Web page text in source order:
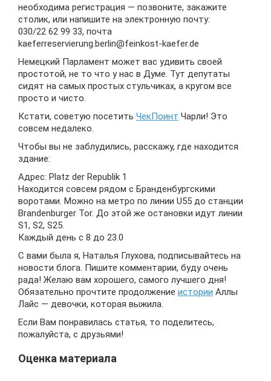
необходима регистрация — позвоните, закажите
столик, или напишите на электронную почту:
030/22 62 99 33, почта
kaeferreservierung.berlin@feinkost-kaefer.de
Немецкий Парламент может вас удивить своей
простотой, не то что у нас в Думе. Тут депутаты
сидят на самых простых стульчиках, а кругом все
просто и чисто.
Кстати, советую посетить ЧекПоинт Чарли! Это
совсем недалеко.
Чтобы вы не заблудились, расскажу, где находится
здание:
Адрес: Platz der Republik 1
Находится совсем рядом с Бранденбургскими
воротами. Можно на метро по линии U55 до станции
Brandenburger Tor. До этой же остановки идут линии
S1, S2, S25.
Каждый день с 8 до 23.0
С вами была я, Наталья Глухова, подписывайтесь на
новости блога. Пишите комментарии, буду очень
рада! Желаю вам хорошего, самого лучшего дня!
Обязательно прочтите продолжение истории Аллы
Лайс — девочки, которая выжила.
Если Вам понравилась статья, то поделитесь,
пожалуйста, с друзьями!
Оценка материала